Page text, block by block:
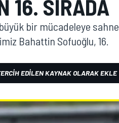
16. SIRADA
bir mücadeleye sahne
Bahattin Sofuoğlu, 16.
EDILEN KAYNAK OLARAK EKLE